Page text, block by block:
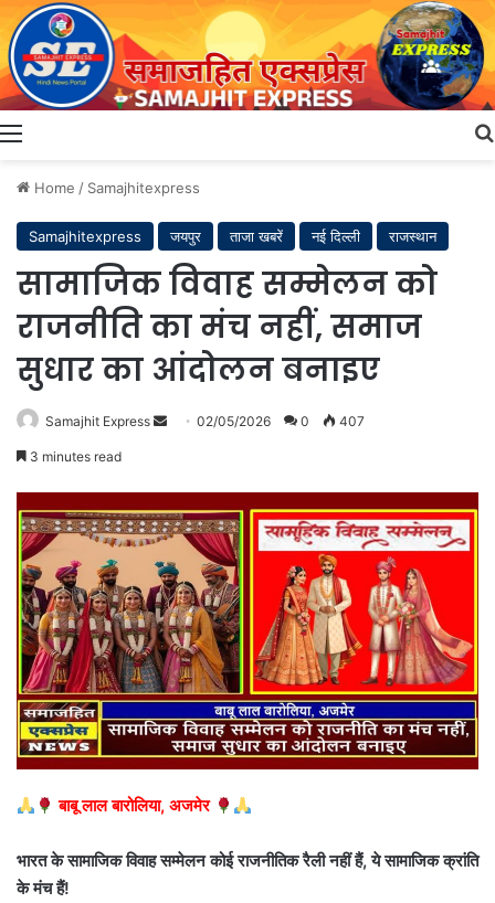
Menu
Home / Samajhitexpress
Samajhitexpress जयपुर ताजा खबरें नई दिल्ली राजस्थान
सामाजिक विवाह सम्मेलन को
राजनीति का मंच नहीं, समाज
सुधार का आंदोलन बनाइए
Samajhit Express
Send02/05/2026 0 407
3 minutes read
बाबूलालबारोलिया,अजमेर
भारतकेसामाजिकविवाहसम्मेलनकोईराजनीतिकरैलीनहींहैं,येसामाजिकक्रांति
केमंचहैं!